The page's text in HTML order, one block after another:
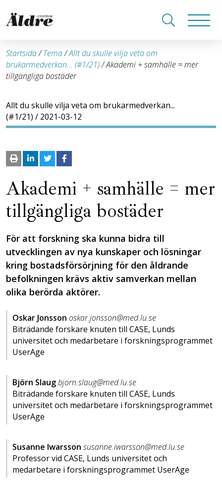
Startsida/Tema/Allt du skulle vilja veta om
brukarmedverkan... (#1/21)/Akademi + samhälle = mer
tillgängliga bostäder
Allt du skulle vilja veta om brukarmedverkan...
(#1/21) / 2021-03-12
Akademi + samhälle = mer
tillgängliga bostäder
För att forskning ska kunna bidra till
utvecklingen av nya kunskaper och lösningar
kring bostadsförsörjning för den åldrande
befolkningen krävs aktiv samverkan mellan
olika berörda aktörer.
Oskar Jonsson oskar.jonsson@med.lu.se
Biträdande forskare knuten till CASE, Lunds
universitet och medarbetare i forskningsprogrammet
UserAge
Björn Slaugbjorn.slaug@med.lu.se
Biträdande forskare knuten till CASE, Lunds
universitet och medarbetare i forskningsprogrammet
UserAge
Susanne Iwarsson susanne.iwarsson@med.lu.se
Professor vid CASE, Lunds universitet och
medarbetare i forskningsprogrammet UserAge